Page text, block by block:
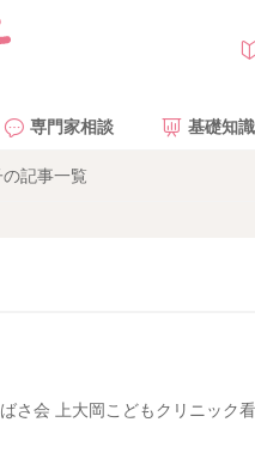
専門家相談 基礎知識
記事一覧
さ会 上大岡こどもクリニック